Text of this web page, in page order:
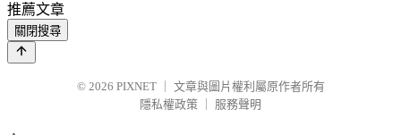
推薦文章
關閉搜尋
© 2026 PIXNET
文章與圖片權利屬原作者所有
隱私權政策
服務聲明